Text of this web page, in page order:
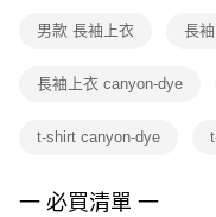
１．透過由恩沛科技股份有
權轉讓予恩沛科技股份有限公
３．未成年的使用者請事先
４．使用「AFTEE先享後付
男款 長袖上衣 長
長袖上衣 canyon-dye
t-shirt canyon-dye
一 必買清單 一